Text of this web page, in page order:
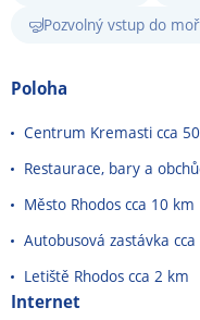
Pozvolný vstup do
Poloha
Centrum Kremasti cca
Restaurace, bary a
Město Rhodos cca 10 km
Autobusová zastávka
Letiště Rhodos cca 2 km
Internet